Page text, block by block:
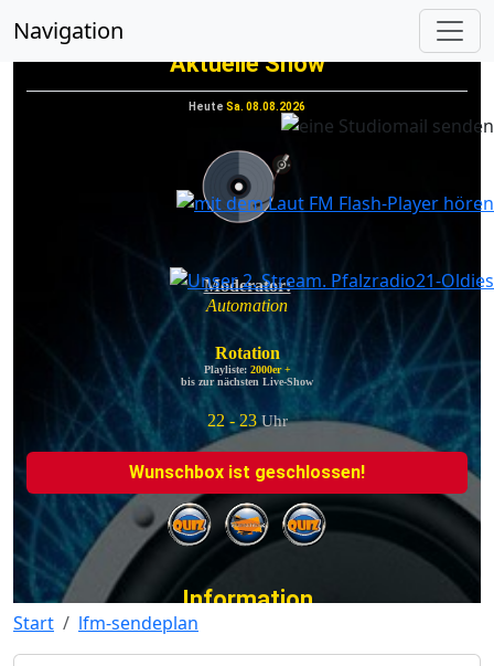
Navigation
vorheriges
Start lfm-sendeplan